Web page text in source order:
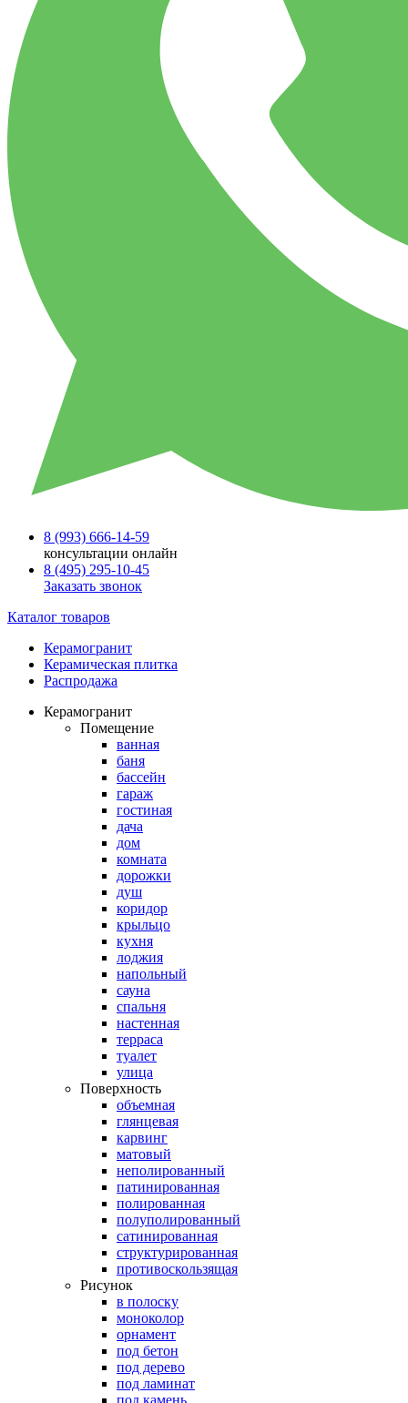
8 (993) 666-14-59
консультации онлайн
8 (495) 295-10-45
Заказать звонок
Каталог товаров
Керамогранит
Керамическая плитка
Распродажа
Керамогранит
Помещение
ванная
баня
бассейн
гараж
гостиная
дача
дом
комната
дорожки
душ
коридор
крыльцо
кухня
лоджия
напольный
сауна
спальня
настенная
терраса
туалет
улица
Поверхность
объемная
глянцевая
карвинг
матовый
неполированный
патинированная
полированная
полуполированный
сатинированная
структурированная
противоскользящая
Рисунок
в полоску
моноколор
орнамент
под бетон
под дерево
под ламинат
под камень